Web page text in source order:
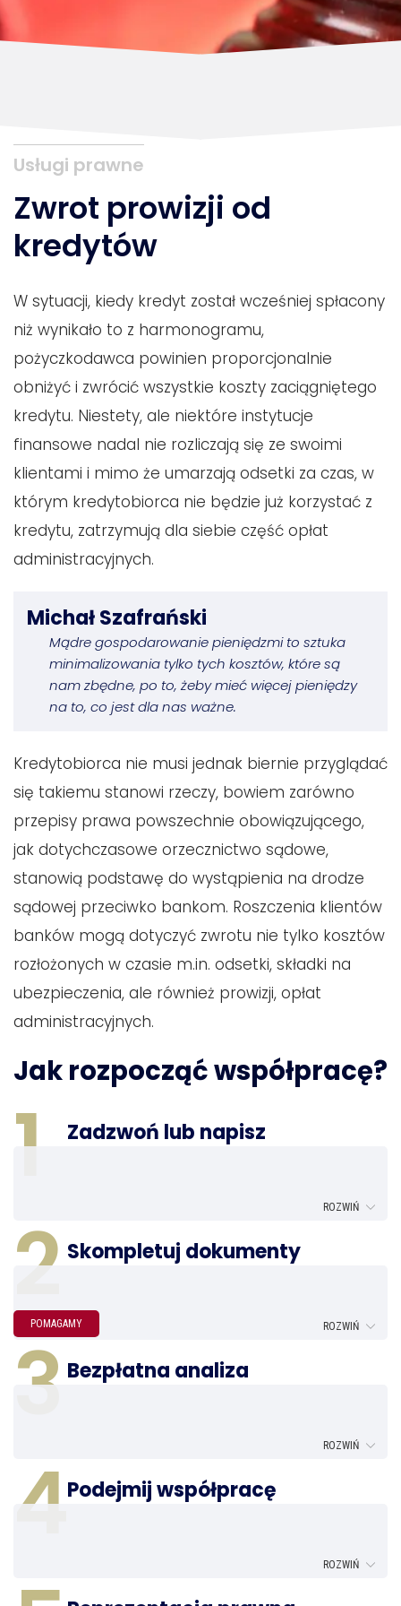
Usługi prawne
Zwrot prowizji od
kredytów
W sytuacji, kiedy kredyt został wcześniej spłacony
niż wynikało to z harmonogramu,
pożyczkodawca powinien proporcjonalnie
obniżyć i zwrócić wszystkie koszty zaciągniętego
kredytu. Niestety, ale niektóre instytucje
finansowe nadal nie rozliczają się ze swoimi
klientami i mimo że umarzają odsetki za czas, w
którym kredytobiorca nie będzie już korzystać z
kredytu, zatrzymują dla siebie część opłat
administracyjnych.
Michał Szafrański
Mądre gospodarowanie pieniędzmi to sztuka
minimalizowania tylko tych kosztów, które są
nam zbędne, po to, żeby mieć więcej pieniędzy
na to, co jest dla nas ważne.
Kredytobiorca nie musi jednak biernie przyglądać
się takiemu stanowi rzeczy, bowiem zarówno
przepisy prawa powszechnie obowiązującego,
jak dotychczasowe orzecznictwo sądowe,
stanowią podstawę do wystąpienia na drodze
sądowej przeciwko bankom. Roszczenia klientów
banków mogą dotyczyć zwrotu nie tylko kosztów
rozłożonych w czasie m.in. odsetki, składki na
ubezpieczenia, ale również prowizji, opłat
administracyjnych.
Jak rozpocząć współpracę?
1 Zadzwoń lub napisz
2 Skompletuj dokumenty
POMAGAMY
3 Bezpłatna analiza
4Podejmij współpracę